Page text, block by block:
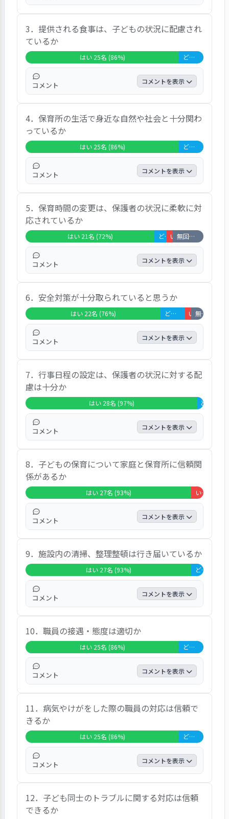
「安全対策は十分か」「プライバシーは守ってく
項目２４％であった。５０％以上の項目は「第三
者委員に相談出来る事を説明してくれたか」であ
った。５０％以下の項目は無かった。７０％以上
「はい」回答項目が全項目の９４％であり高い評
価であった。
肯定的な「はい」回答が９７％、「どちらと
もいえない」回答３％で大変高い評価であっ
た。代表的な発言は「毎日楽しそうに過ごし
ています」等であった。
3．提供される食事は、子どもの状況に配慮され
ているか
はい 25名 (86%) どちらともいえない 4名 (14%)
コメント コメントを表示
肯定的な「はい」回答が７９％、「どちらと
もいえない」回答１７％であった。
4．保育所の生活で身近な自然や社会と十分関わ
っているか
はい 25名 (86%) どちらともいえない 4名 (14%)
コメント コメントを表示
肯定的な「はい」回答が８６％、「どちらと
もいえない」回答１４％で高い評価であっ
た。代表的な発言は「コロナで機会は減って
いますが保育園では色々と工夫されて有難い
です」「近隣公園で虫探しをしたり、園でカ
ブト虫や青虫を見たり喜んで話してくれま
す」等であった。
5．保育時間の変更は、保護者の状況に柔軟に対
応されているか
はい 21名 (72%) どちらともいえない 2名 (7%) いいえ 1名 (3%)
無回答・非該当 5名 (17%)
コメント コメントを表示
非該当の回答の方を除くと、肯定的な「は
い」回答が８８％、「どちらともいえない」
回答８％「いいえ」回答が４％であった。
6．安全対策が十分取られていると思うか
はい 22名 (76%) どちらともいえない 4名 (14%) いいえ 1名
無回答・非該当 2名 (7%)
コメント コメントを表示
肯定的な「はい」回答が７６％、「どちらと
もいえない」回答１４％「いいえ」回答３％
であった。代表的な発言は「常に何人かで子
供たちを見てくれているので安心して預けら
れます」等であった。
7．行事日程の設定は、保護者の状況に対する配
慮は十分か
はい 28名 (97%) どちらと
コメント コメントを表示
肯定的な「はい」回答が９７％、「どちらと
もいえない」回答３％で大変高い評価であっ
た。代表的な発言は「コロナウイルスでも工
夫して行事を行ってくれることに大変感謝し
ている」「お誕生日会の日程の調整もしてく
れてとても有難いです」等であった。
8．子どもの保育について家庭と保育所に信頼関
係があるか
はい 27名 (93%) いいえ 2名 (7%)
コメント コメントを表示
肯定的な「はい」回答が９３％、「いいえ」
回答７％で高い評価であった。代表的な発言
は「先生方にも気軽に様子が聞けるのが有難
いです」「担任の先生を子供がとても信頼し
ているのを感じますし、私も信頼していま
す」等であった。
9．施設内の清掃、整理整頓は行き届いているか
はい 27名 (93%) どちらともいえない 2名 (7%)
コメント コメントを表示
肯定的な「はい」回答が９３％、「どちらと
もいえない」回答７％で高い評価であった。
10．職員の接遇・態度は適切か
はい 25名 (86%) どちらともいえない 4名 (14%)
コメント コメントを表示
肯定的な「はい」回答が８６％、「どちらと
もいえない」回答１４％で高い評価であっ
た。代表的な発言は「どの先生も挨拶をして
くれる」「先生方も明るく元気で良いと思
う」等であった。
11．病気やけがをした際の職員の対応は信頼で
きるか
はい 25名 (86%) どちらともいえない 4名 (14%)
コメント コメントを表示
肯定的な「はい」回答が８６％、「どちらと
もいえない」回答１４％で高い評価であっ
た。
12．子ども同士のトラブルに関する対応は信頼
できるか